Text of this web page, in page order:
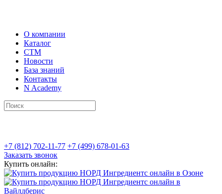
О компании
Каталог
СТМ
Новости
База знаний
Контакты
N Academy
+7 (812) 702-11-77 +7 (499) 678-01-63
Заказать звонок
Купить онлайн: